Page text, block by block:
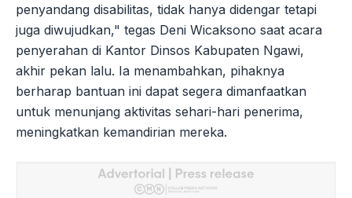
penyandang disabilitas, tidak hanya didengar tetapi
juga diwujudkan," tegas Deni Wicaksono saat acara
penyerahan di Kantor Dinsos Kabupaten Ngawi,
akhir pekan lalu. Ia menambahkan, pihaknya
berharap bantuan ini dapat segera dimanfaatkan
untuk menunjang aktivitas sehari-hari penerima,
meningkatkan kemandirian mereka.